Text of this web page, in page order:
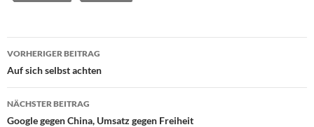
Beitragsnavigation
VORHERIGER BEITRAG
Auf sich selbst achten
NÄCHSTER BEITRAG
Google gegen China, Umsatz gegen Freiheit